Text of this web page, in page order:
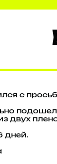
с
двух
дней.